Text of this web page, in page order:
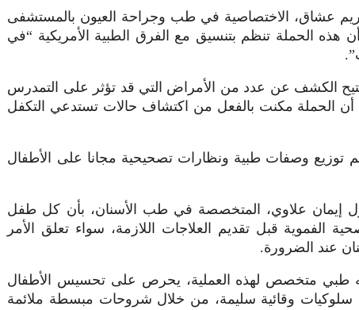
عشاق، الاختصاصية في طب وجراحة العيون بالمستشفى
هذه الحملة تنظم بتنسيق مع الفرق الطبية الأمريكية “في
الكشف عن عدد من الأمراض التي قد تؤثر على التمدرس
أن الحملة مكنت بالفعل من اكتشاف حالات تستدعي التكفل
توزيع وصفات طبية ونظارات تصحيحية مجانا على الأطفال
أول إيمان علاوي، المتخصصة في طب الأسنان، بأن كل طفل
الفموية قبل تقديم العلاجات اللازمة، سواء تعلق الأمر
عند الضرورة.
طبي متخصص لهذه العملية، يحرص على تحسيس الأطفال
سلوكيات وقائية سليمة، من خلال شروحات مبسطة ملائمة